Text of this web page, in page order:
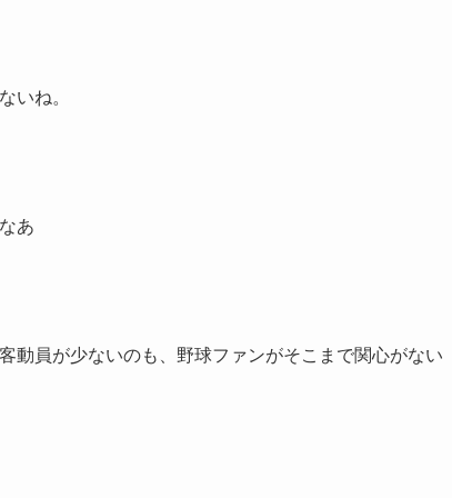
いね。
あ
動員が少ないのも、野球ファンがそこまで関心がない